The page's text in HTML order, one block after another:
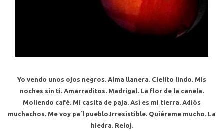
Yo vendo unos ojos negros. Alma llanera. Cielito lindo. Mis
noches sin ti. Amarraditos. Madrigal. La flor de la canela.
Moliendo café. Mi casita de paja. Así es mi tierra. Adiós
muchachos. Me voy pa´l pueblo.Irresistible. Quiéreme mucho. La
hiedra. Reloj.